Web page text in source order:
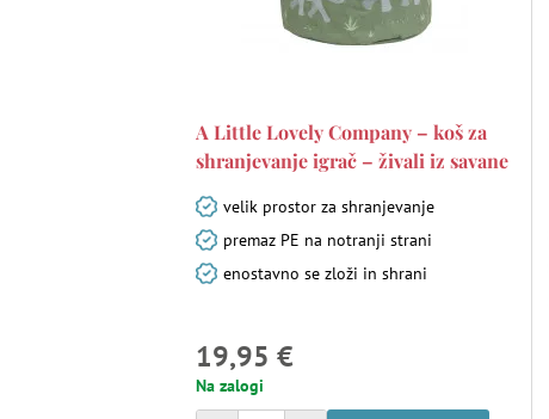
A Little Lovely Company – koš za
shranjevanje igrač – živali iz savane
velik prostor za shranjevanje
premaz PE na notranji strani
enostavno se zloži in shrani
19,95 €
Na zalogi